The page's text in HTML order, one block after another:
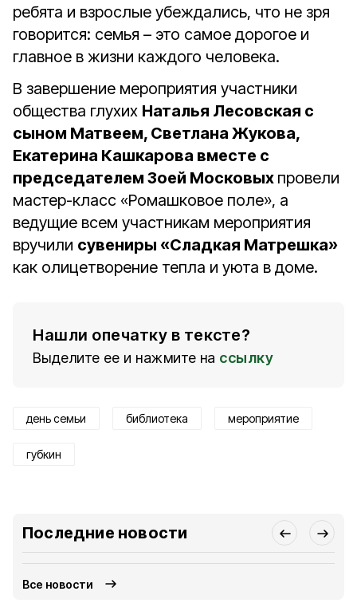
ребята и взрослые убеждались, что не зря
говорится: семья – это самое дорогое и
главное в жизни каждого человека.
В завершение мероприятия участники
общества глухих Наталья Лесовская с
сыном Матвеем, Светлана Жукова,
Екатерина Кашкарова вместе с
председателем Зоей Московых провели
мастер-класс «Ромашковое поле», а
ведущие всем участникам мероприятия
вручили сувениры «Сладкая Матрешка»
как олицетворение тепла и уюта в доме.
Нашли опечатку в тексте?
Выделите ее и нажмите на ссылку
день семьи библиотека мероприятие
губкин
Последние новости
Все новости